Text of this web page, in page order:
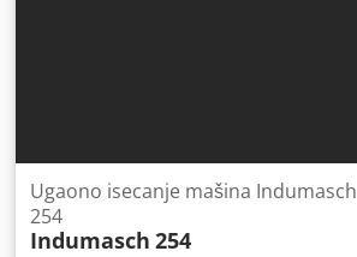
Ugaono isecanje mašina Indumasch
254
Indumasch 254